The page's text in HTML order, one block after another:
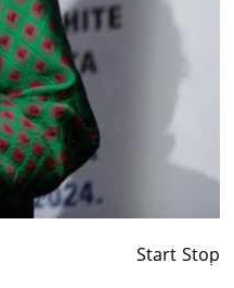
Start Stop